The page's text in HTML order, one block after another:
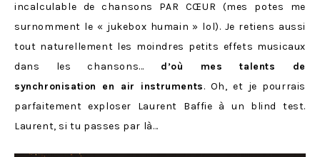
incalculable de chansons PAR CŒUR (mes potes me
surnomment le « jukebox humain » lol). Je retiens aussi
tout naturellement les moindres petits effets musicaux
dans les chansons… d’où mes talents de
synchronisation en air instruments. Oh, et je pourrais
parfaitement exploser Laurent Baffie à un blind test.
Laurent, si tu passes par là…